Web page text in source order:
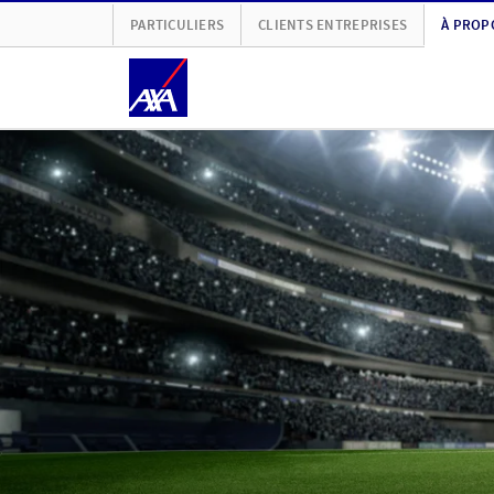
PARTICULIERS CLIENTS ENTREPRISES À